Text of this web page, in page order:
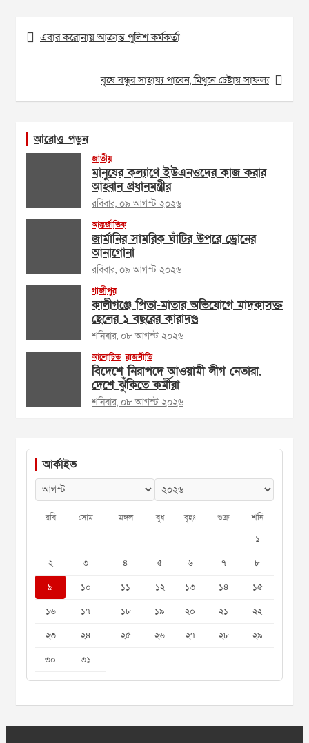
Post
navigation
এবার করোনায় আক্রান্ত পুলিশ কর্মকর্তা
বৃষে বন্ধুর সাহায্য পাবেন, মিথুনে চেষ্টায় সাফল্য
আরোও পড়ুন
জাতীয়
মানুষের কল্যাণে ইউএনওদের কাজ করার
আহ্বান প্রধানমন্ত্রীর
রবিবার, ০৯ আগস্ট ২০২৬
আন্তর্জাতিক
জার্মানির সামরিক ঘাঁটির উপরে ড্রোনের
আনাগোনা
রবিবার, ০৯ আগস্ট ২০২৬
গাজীপুর
কালীগঞ্জে পিতা-মাতার অভিযোগে মাদকাসক্ত
ছেলের ১ বছরের কারাদণ্ড
শনিবার, ০৮ আগস্ট ২০২৬
আলোচিত রাজনীতি
বিদেশে নিরাপদে আওয়ামী লীগ নেতারা,
দেশে ঝুঁকিতে কর্মীরা
শনিবার, ০৮ আগস্ট ২০২৬
আর্কাইভ
রবি সোম মঙ্গল বুধ বৃহঃ শুক্র শনি
১
২
৩ ৪ ৫ ৬ ৭
৮
৯
১০ ১১ ১২ ১৩ ১৪
১৫
১৬
১৭ ১৮ ১৯ ২০ ২১
২২
২৩
২৪ ২৫ ২৬ ২৭ ২৮
২৯
৩০
৩১